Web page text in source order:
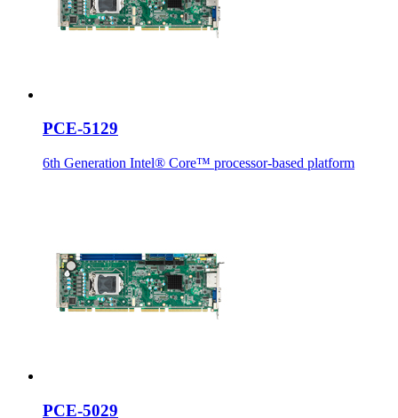
PCE-5129
6th Generation Intel® Core™ processor-based platform
PCE-5029